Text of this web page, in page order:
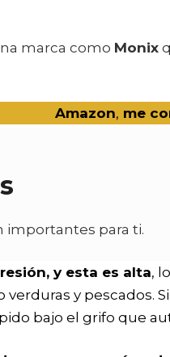
marca como Monix
Amazon, me
importantes para ti.
y esta es alta,
y pescados.
bajo el grifo que